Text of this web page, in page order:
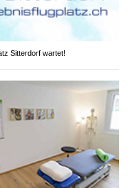
Sitterdorf wartet!